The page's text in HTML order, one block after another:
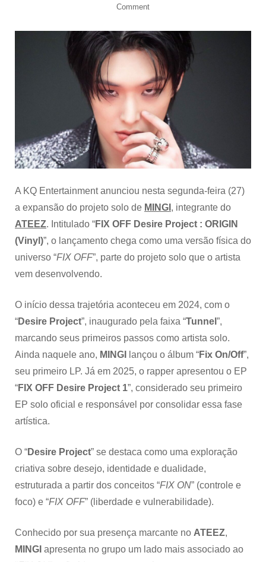
Commenton
OFF
Desire
Project
:
ORIGIN
(Vinyl)”:
Mingi,
do
ATEEZ,
anuncia
versão
física
projeto
solo
A KQ Entertainment anunciou nesta segunda-feira (27)
a expansão do projeto solo de MINGI , integrante do
ATEEZ. Intitulado “FIX OFF Desire Project : ORIGIN
(Vinyl)”, o lançamento chega como uma versão física do
universo “FIX OFF”, parte do projeto solo que o artista
vem desenvolvendo.
O início dessa trajetória aconteceu em 2024, com o
“Desire Project”, inaugurado pela faixa “Tunnel ”,
marcando seus primeiros passos como artista solo.
Ainda naquele ano, MINGI lançou o álbum “Fix On/Off”,
seu primeiro LP. Já em 2025, o rapper apresentou o EP
“FIX OFF Desire Project 1”, considerado seu primeiro
EP solo oficial e responsável por consolidar essa fase
artística.
O “Desire Project” se destaca como uma exploração
criativa sobre desejo, identidade e dualidade,
estruturada a partir dos conceitos “FIX ON” (controle e
foco) e “FIX OFF” (liberdade e vulnerabilidade).
Conhecido por sua presença marcante no ATEEZ,
MINGI apresenta no grupo um lado mais associado ao